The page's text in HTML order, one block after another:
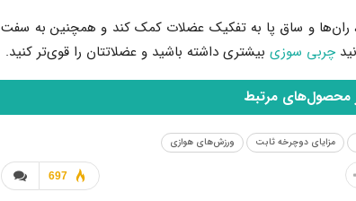
ران‌ها و ساق پا به تفکیک عضلات کمک کند و همچنین به سفت
چربی سوزی بیشتری داشته باشید و عضلاتتان را قوی‌تر کنید.
محصول‌های مرتبط
مزایای دوچرخه ثابت ورزش‌های هوازی
697